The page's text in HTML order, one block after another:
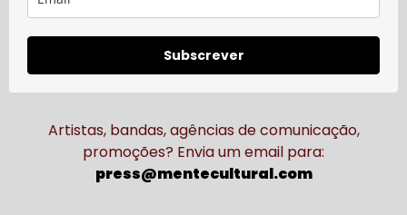
Subscrever
Artistas, bandas, agências de comunicação,
promoções? Envia um email para:
press@mentecultural.com